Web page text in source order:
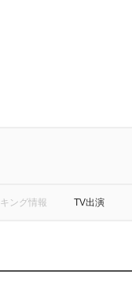
ング情報 TV出演